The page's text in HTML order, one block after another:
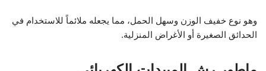
وهو نوع خفيف الوزن وسهل الحمل، مما يجعله ملائماً للاستخدام في
الحدائق الصغيرة أو الأغراض المنزلية.